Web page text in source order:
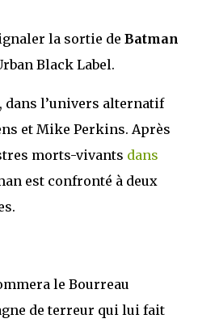
la sortie de Batman
Black Label.
dans l’univers alternatif
et Mike Perkins. Après
morts-vivants dans
est confronté à deux
le Bourreau
de terreur qui lui fait